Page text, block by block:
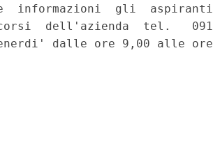
informazioni  gli  aspiranti
dell'azienda  tel.   091
dalle ore 9,00 alle ore